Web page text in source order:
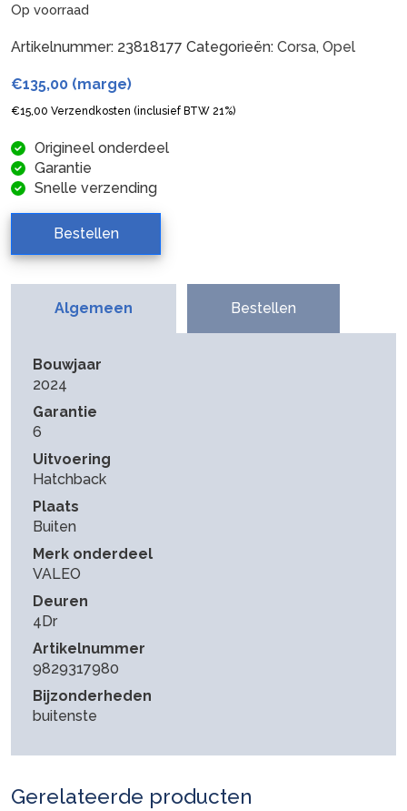
Op voorraad
Artikelnummer: 23818177 Categorieën: Corsa, Opel
€135,00 (marge)
€15,00 Verzendkosten (inclusief BTW 21%)
Origineel onderdeel
Garantie
Snelle verzending
Bestellen
Algemeen Bestellen
Bouwjaar
2024
Garantie
6
Uitvoering
Hatchback
Plaats
Buiten
Merk onderdeel
VALEO
Deuren
4Dr
Artikelnummer
9829317980
Bijzonderheden
buitenste
Gerelateerde producten